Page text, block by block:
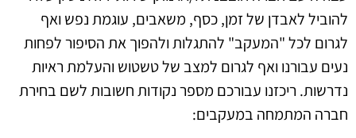
להוביל לאבדן של זמן, כסף, משאבים, עוגמת נפש ואף
לגרום לכל "המעקב" להתגלות ולהפוך את הסיפור לפחות
נעים עבורנו ואף לגרום למצב של טשטוש והעלמת ראיות
נדרשות. ריכזנו עבורכם מספר נקודות חשובות לשם בחירת
חברה המתמחה במעקבים: